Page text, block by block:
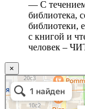
— С
библиотека,
библиотеки,
с книгой и
человек –
×
Москва
Малый Татарский
Яндекс.Карты